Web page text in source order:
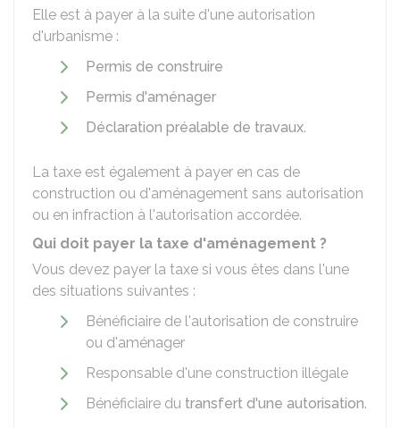
Elle est à payer à la suite d'une autorisation
d'urbanisme :
Permis de construire
Permis d'aménager
Déclaration préalable de travaux.
La taxe est également à payer en cas de
construction ou d'aménagement sans autorisation
ou en infraction à l'autorisation accordée.
Qui doit payer la taxe d'aménagement ?
Vous devez payer la taxe si vous êtes dans l'une
des situations suivantes :
Bénéficiaire de l'autorisation de construire
ou d'aménager
Responsable d'une construction illégale
Bénéficiaire du transfert d'une autorisation.